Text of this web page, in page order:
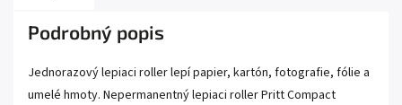
Podrobný popis
Jednorazový lepiaci roller lepí papier, kartón, fotografie, fólie a
umelé hmoty. Nepermanentný lepiaci roller Pritt Compact